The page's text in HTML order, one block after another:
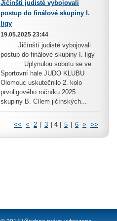
Jičínští judisté vybojovali
postup do finálové skupiny I.
ligy
19.05.2025 23:44
Jičínští judisté vybojovali
postup do finálové skupiny I. ligy
Uplynulou sobotu se ve
Sportovní hale JUDO KLUBU
Olomouc uskutečnilo 2. kolo
prvoligového ročníku 2025
skupiny B. Cílem jičínských...
<< < 2 3 4 5 6 > >>